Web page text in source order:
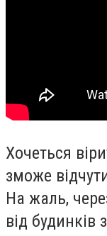
Хочеться
зможе
На жаль,
від